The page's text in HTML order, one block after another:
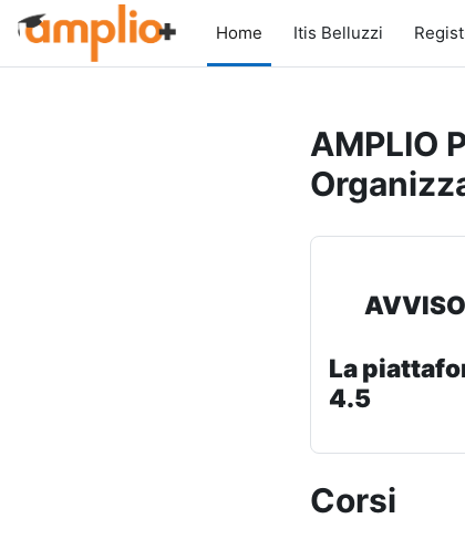
Vai al contenuto principale
Home
Itis Belluzzi
AMPLIO
AVVISO
La
4.5
Corsi